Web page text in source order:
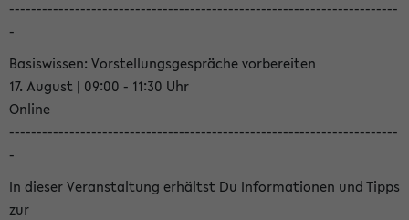
-----------------------------------------------------------------------
-
Basiswissen: Vorstellungsgespräche vorbereiten
17. August | 09:00 - 11:30 Uhr
Online
-----------------------------------------------------------------------
-
In dieser Veranstaltung erhältst Du Informationen und Tipps
zur